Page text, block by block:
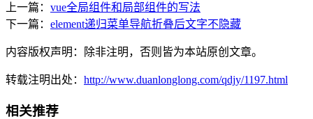
上一篇： vue全局组件和局部组件的写法
下一篇： element递归菜单导航折叠后文字不隐藏
内容版权声明：除非注明，否则皆为本站原创文章。
转载注明出处： http://www.duanlonglong.com/qdjy/1197.html
相关推荐